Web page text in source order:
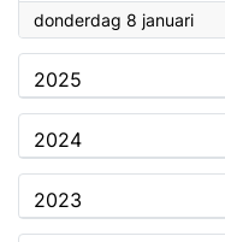
donderdag 8 januari2026
2025
2024
2023